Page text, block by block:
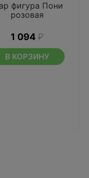
фигура Пони
розовая
1 094 ₽
В КОРЗИНУ